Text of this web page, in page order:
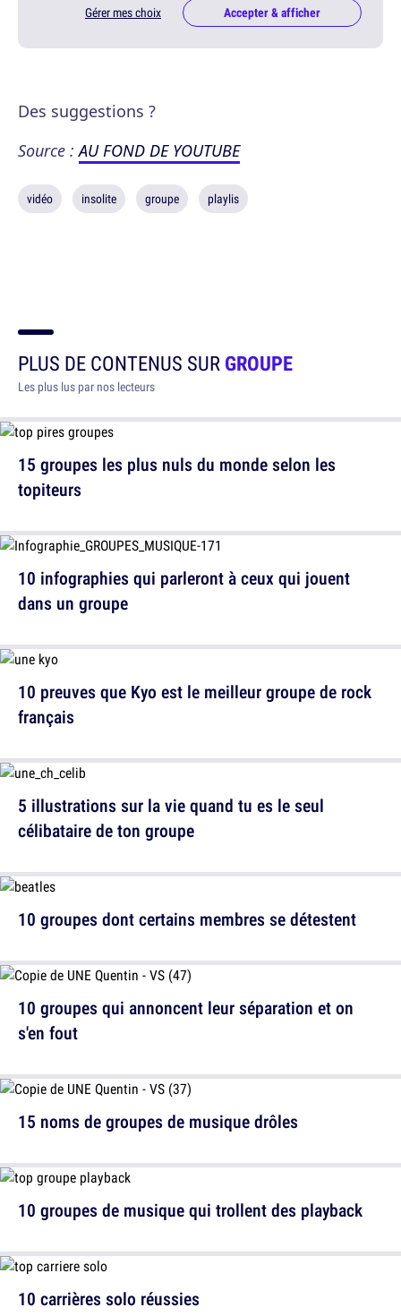
Gérer mes choix Accepter & afficher
Des suggestions ?
Source :AU FOND DE YOUTUBE
vidéo insolite groupe playlis
PLUS DE CONTENUS SURGROUPE
Les plus lus par nos lecteurs
15 groupes les plus nuls du monde selon les
topiteurs
10 preuves que Kyo est le meilleur groupe de rock
français
10 groupes dont certains membres se détestent
15 noms de groupes de musique drôles
10 carrières solo réussies
10 infographies qui parleront à ceux qui jouent
dans un groupe
5 illustrations sur la vie quand tu es le seul
célibataire de ton groupe
10 groupes qui annoncent leur séparation et on
s'en fout
10 groupes de musique qui trollent des playback